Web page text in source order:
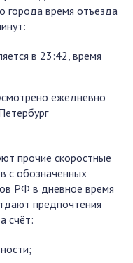
города время отъезда
в 23:42, время
ежедневно
прочие скоростные
с обозначенных
РФ в дневное время
предпочтения
счёт: